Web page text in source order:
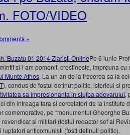
FOTO/VIDEO
»
Pe 6 iunie
si l-am pomenit, crestineste, impreuna
Munte Athos. La un an de la trecerea sa la
), condus de fostul detinut politic, istoricul si
sa impresionanta in slujba adevarului,
din intreaga tara si cercetatori de la institute
pe “monumentul Gheorghe
si militari (fostul redactor sef al
anticomunisti (fosti detinuti politic).